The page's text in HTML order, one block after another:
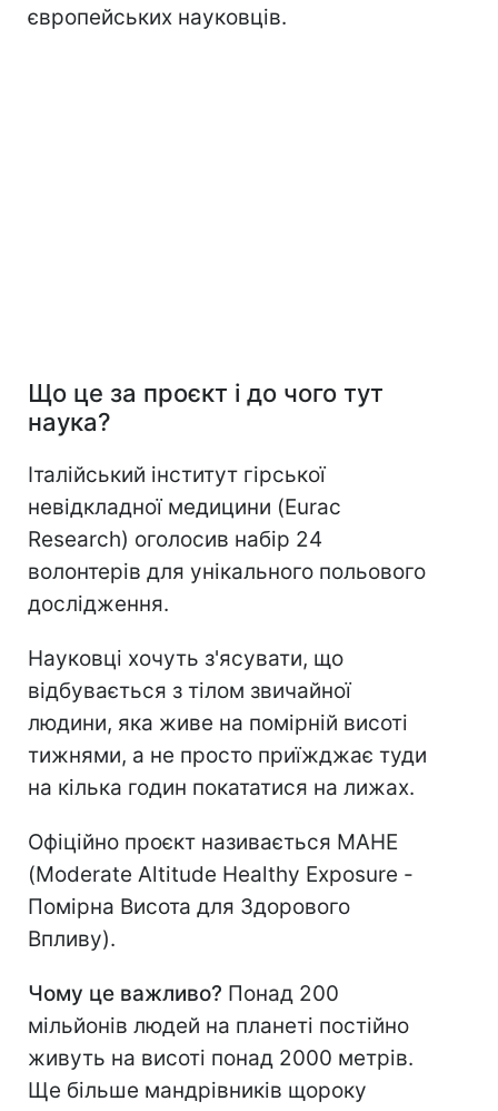
європейських науковців.
Що це за проєкт і до чого тут
наука?
Італійський інститут гірської
невідкладної медицини (Eurac
Research) оголосив набір 24
волонтерів для унікального польового
дослідження.
Науковці хочуть з'ясувати, що
відбувається з тілом звичайної
людини, яка живе на помірній висоті
тижнями, а не просто приїжджає туди
на кілька годин покататися на лижах.
Офіційно проєкт називається MAHE
(Moderate Altitude Healthy Exposure -
Помірна Висота для Здорового
Впливу).
Чому це важливо? Понад 200
мільйонів людей на планеті постійно
живуть на висоті понад 2000 метрів.
Ще більше мандрівників щороку